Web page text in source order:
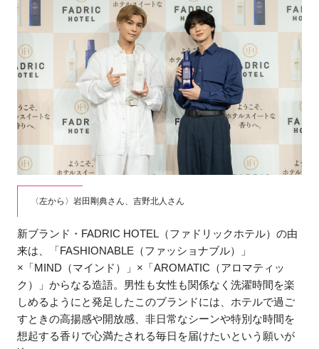
〈左から〉岩田剛典さん、吉野北人さん
新ブランド・FADRIC HOTEL（ファドリックホテル）の由
来は、「FASHIONABLE（ファッショナブル）」
×「MIND（マインド）」×「AROMATIC（アロマティッ
ク）」からなる造語。男性も女性も関係なく洗濯時間を楽
しめるようにと発足したこのブランドには、ホテルで過ご
すときの高揚感や開放感、非日常なシーンや特別な時間を
想起する香りで心満たされる毎日を届けたいという願いが